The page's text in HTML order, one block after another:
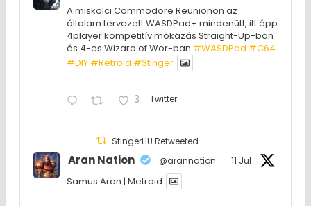
A miskolci Commodore Reunionon az
általam tervezett WASDPad+ mindenütt, itt épp
4player kompetitív mókázás Straight-Up-ban
és 4-es Wizard of Wor-ban #WASDPad #C64
#DIY #Retroid #Stinger
3 Twitter
StingerHU Retweeted
Aran Nation @arannation · 11 Jul
Samus Aran | Metroid